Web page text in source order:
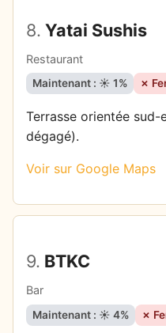
8. Yatai Sushis
Restaurant
Maintenant : ☀️ 1% ✗
Terrasse orientée
dégagé).
Voir sur Google Maps
9. BTKC
Bar
Maintenant : ☀️ 4% ✗